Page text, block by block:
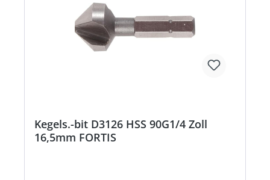
Kegels.-bit D3126 HSS 90G1/4 Zoll
16,5mm FORTIS